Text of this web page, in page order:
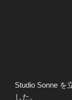
Studio Sonne を
した。